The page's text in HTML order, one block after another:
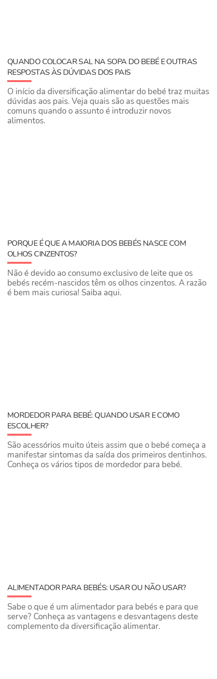
QUANDO COLOCAR SAL NA SOPA DO BEBÉ E OUTRAS
RESPOSTAS ÀS DÚVIDAS DOS PAIS
O início da diversificação alimentar do bebé traz muitas
dúvidas aos pais. Veja quais são as questões mais
comuns quando o assunto é introduzir novos
alimentos.
PORQUE É QUE A MAIORIA DOS BEBÉS NASCE COM
OLHOS CINZENTOS?
Não é devido ao consumo exclusivo de leite que os
bebés recém-nascidos têm os olhos cinzentos. A razão
é bem mais curiosa! Saiba aqui.
MORDEDOR PARA BEBÉ: QUANDO USAR E COMO
ESCOLHER?
São acessórios muito úteis assim que o bebé começa a
manifestar sintomas da saída dos primeiros dentinhos.
Conheça os vários tipos de mordedor para bebé.
ALIMENTADOR PARA BEBÉS: USAR OU NÃO USAR?
Sabe o que é um alimentador para bebés e para que
serve? Conheça as vantagens e desvantagens deste
complemento da diversificação alimentar.